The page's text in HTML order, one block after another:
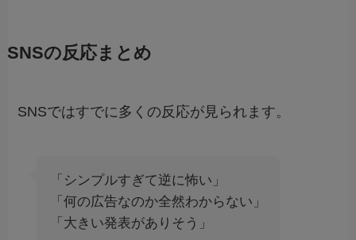
SNSの反応まとめ
SNSではすでに多くの反応が見られます。
「シンプルすぎて逆に怖い」
「何の広告なのか全然わからない」
「大きい発表がありそう」